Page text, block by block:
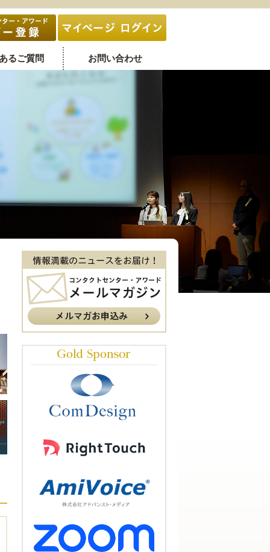
るご質問 お問い合わせ